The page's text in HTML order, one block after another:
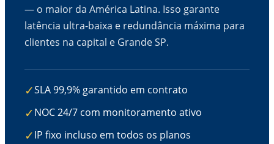
— o maior da América Latina. Isso garante
latência ultra-baixa e redundância máxima para
clientes na capital e Grande SP.
✓SLA 99,9% garantido em contrato
✓NOC 24/7 com monitoramento ativo
✓IP fixo incluso em todos os planos